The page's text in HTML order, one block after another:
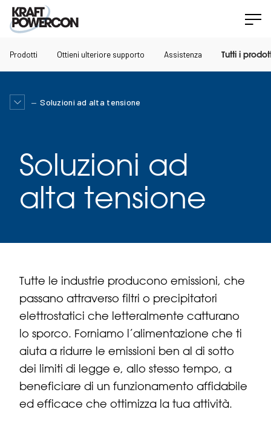
Prodotti Ottieni ulteriore supporto Assistenza Tutti i
Soluzioni ad alta tensione
Soluzioni ad
alta tensione
Tutte le industrie producono emissioni, che
passano attraverso filtri o precipitatori
elettrostatici che letteralmente catturano
lo sporco. Forniamo l’alimentazione che ti
aiuta a ridurre le emissioni ben al di sotto
dei limiti di legge e, allo stesso tempo, a
beneficiare di un funzionamento affidabile
ed efficace che ottimizza la tua attività.